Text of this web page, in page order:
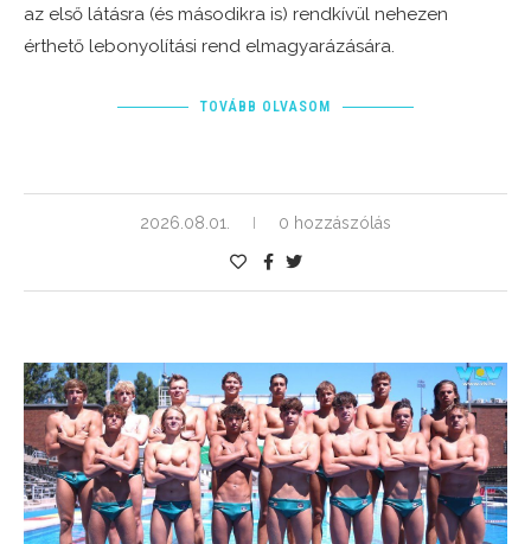
az első látásra (és másodikra is) rendkívül nehezen
érthető lebonyolítási rend elmagyarázására.
TOVÁBB OLVASOM
2026.08.01. 0 hozzászólás